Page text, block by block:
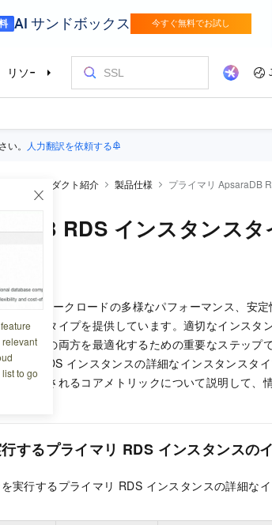
。 人力翻訳を依頼する
relevant
to go
プロダクト紹介 製品仕様 プライマリ ApsaraDB
RDS インスタンスタ
まなワークロードの多様なパフォーマンス、安
タンスタイプを提供しています。適切なインスタ
コストの両方を最適化するための重要なステップ
マリ RDS インスタンスの詳細なインスタンスタ
で使用されるコアメトリックについて説明して、
するプライマリ RDS インスタンスの
実行するプライマリ RDS インスタンスの詳細な